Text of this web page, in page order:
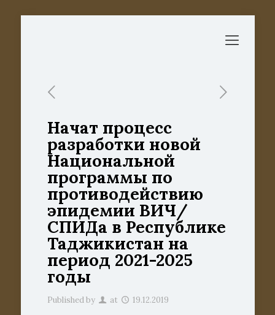
Начат процесс
разработки новой
Национальной
программы по
противодействию
эпидемии ВИЧ/
СПИДа в Республике
Таджикистан на
период 2021-2025
годы
Published by at 19.12.2019